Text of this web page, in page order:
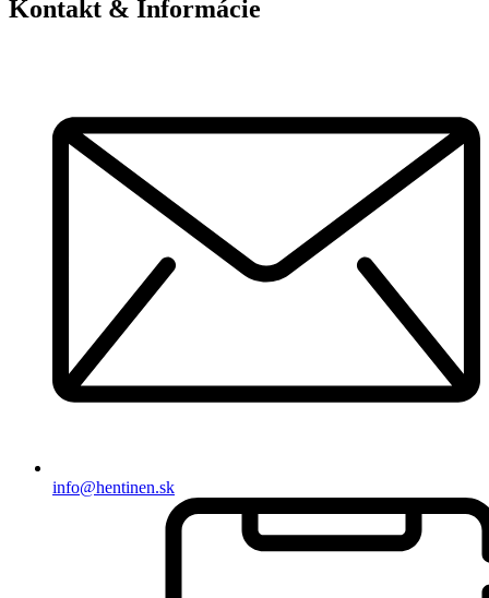
Kontakt & Informácie
info@hentinen.sk